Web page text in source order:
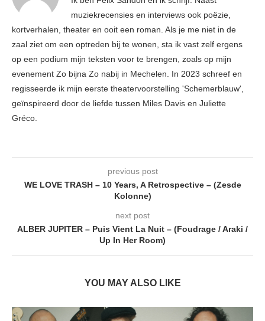
muziekrecensies en interviews ook poëzie,
kortverhalen, theater en ooit een roman. Als je me niet in de
zaal ziet om een optreden bij te wonen, sta ik vast zelf ergens
op een podium mijn teksten voor te brengen, zoals op mijn
evenement Zo bijna Zo nabij in Mechelen. In 2023 schreef en
regisseerde ik mijn eerste theatervoorstelling 'Schemerblauw',
geïnspireerd door de liefde tussen Miles Davis en Juliette
Gréco.
previous post
WE LOVE TRASH – 10 Years, A Retrospective – (Zesde
Kolonne)
next post
ALBER JUPITER – Puis Vient La Nuit – (Foudrage / Araki /
Up In Her Room)
YOU MAY ALSO LIKE